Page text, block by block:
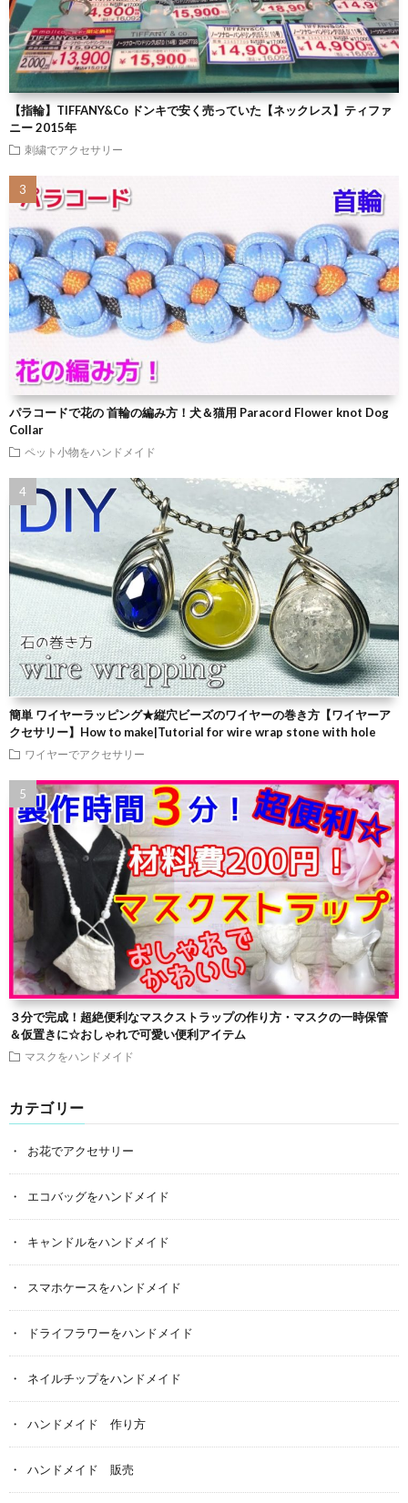
【指輪】TIFFANY&Co ドンキで安く売っていた【ネックレス】ティファ
ニー 2015年
刺繍でアクセサリー
パラコードで花の 首輪の編み方！犬＆猫用 Paracord Flower knot Dog
Collar
ペット小物をハンドメイド
簡単 ワイヤーラッピング★縦穴ビーズのワイヤーの巻き方【ワイヤーア
クセサリー】How to make|Tutorial for wire wrap stone with hole
ワイヤーでアクセサリー
３分で完成！超絶便利なマスクストラップの作り方・マスクの一時保管
＆仮置きに☆おしゃれで可愛い便利アイテム
マスクをハンドメイド
カテゴリー
お花でアクセサリー
エコバッグをハンドメイド
キャンドルをハンドメイド
スマホケースをハンドメイド
ドライフラワーをハンドメイド
ネイルチップをハンドメイド
ハンドメイド 作り方
ハンドメイド 販売